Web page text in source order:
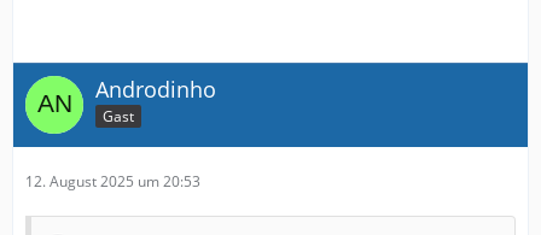
Androdinho
Gast
12. August 2025 um 20:53